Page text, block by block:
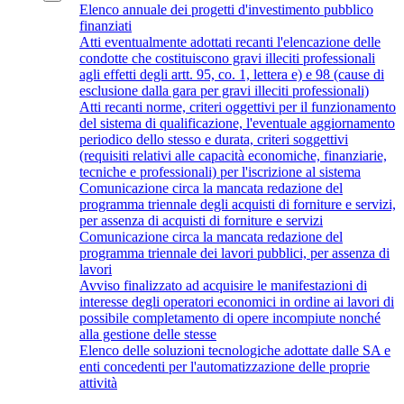
Elenco annuale dei progetti d'investimento pubblico
finanziati
Atti eventualmente adottati recanti l'elencazione delle
condotte che costituiscono gravi illeciti professionali
agli effetti degli artt. 95, co. 1, lettera e) e 98 (cause di
esclusione dalla gara per gravi illeciti professionali)
Atti recanti norme, criteri oggettivi per il funzionamento
del sistema di qualificazione, l'eventuale aggiornamento
periodico dello stesso e durata, criteri soggettivi
(requisiti relativi alle capacità economiche, finanziarie,
tecniche e professionali) per l'iscrizione al sistema
Comunicazione circa la mancata redazione del
programma triennale degli acquisti di forniture e servizi,
per assenza di acquisti di forniture e servizi
Comunicazione circa la mancata redazione del
programma triennale dei lavori pubblici, per assenza di
lavori
Avviso finalizzato ad acquisire le manifestazioni di
interesse degli operatori economici in ordine ai lavori di
possibile completamento di opere incompiute nonché
alla gestione delle stesse
Elenco delle soluzioni tecnologiche adottate dalle SA e
enti concedenti per l'automatizzazione delle proprie
attività